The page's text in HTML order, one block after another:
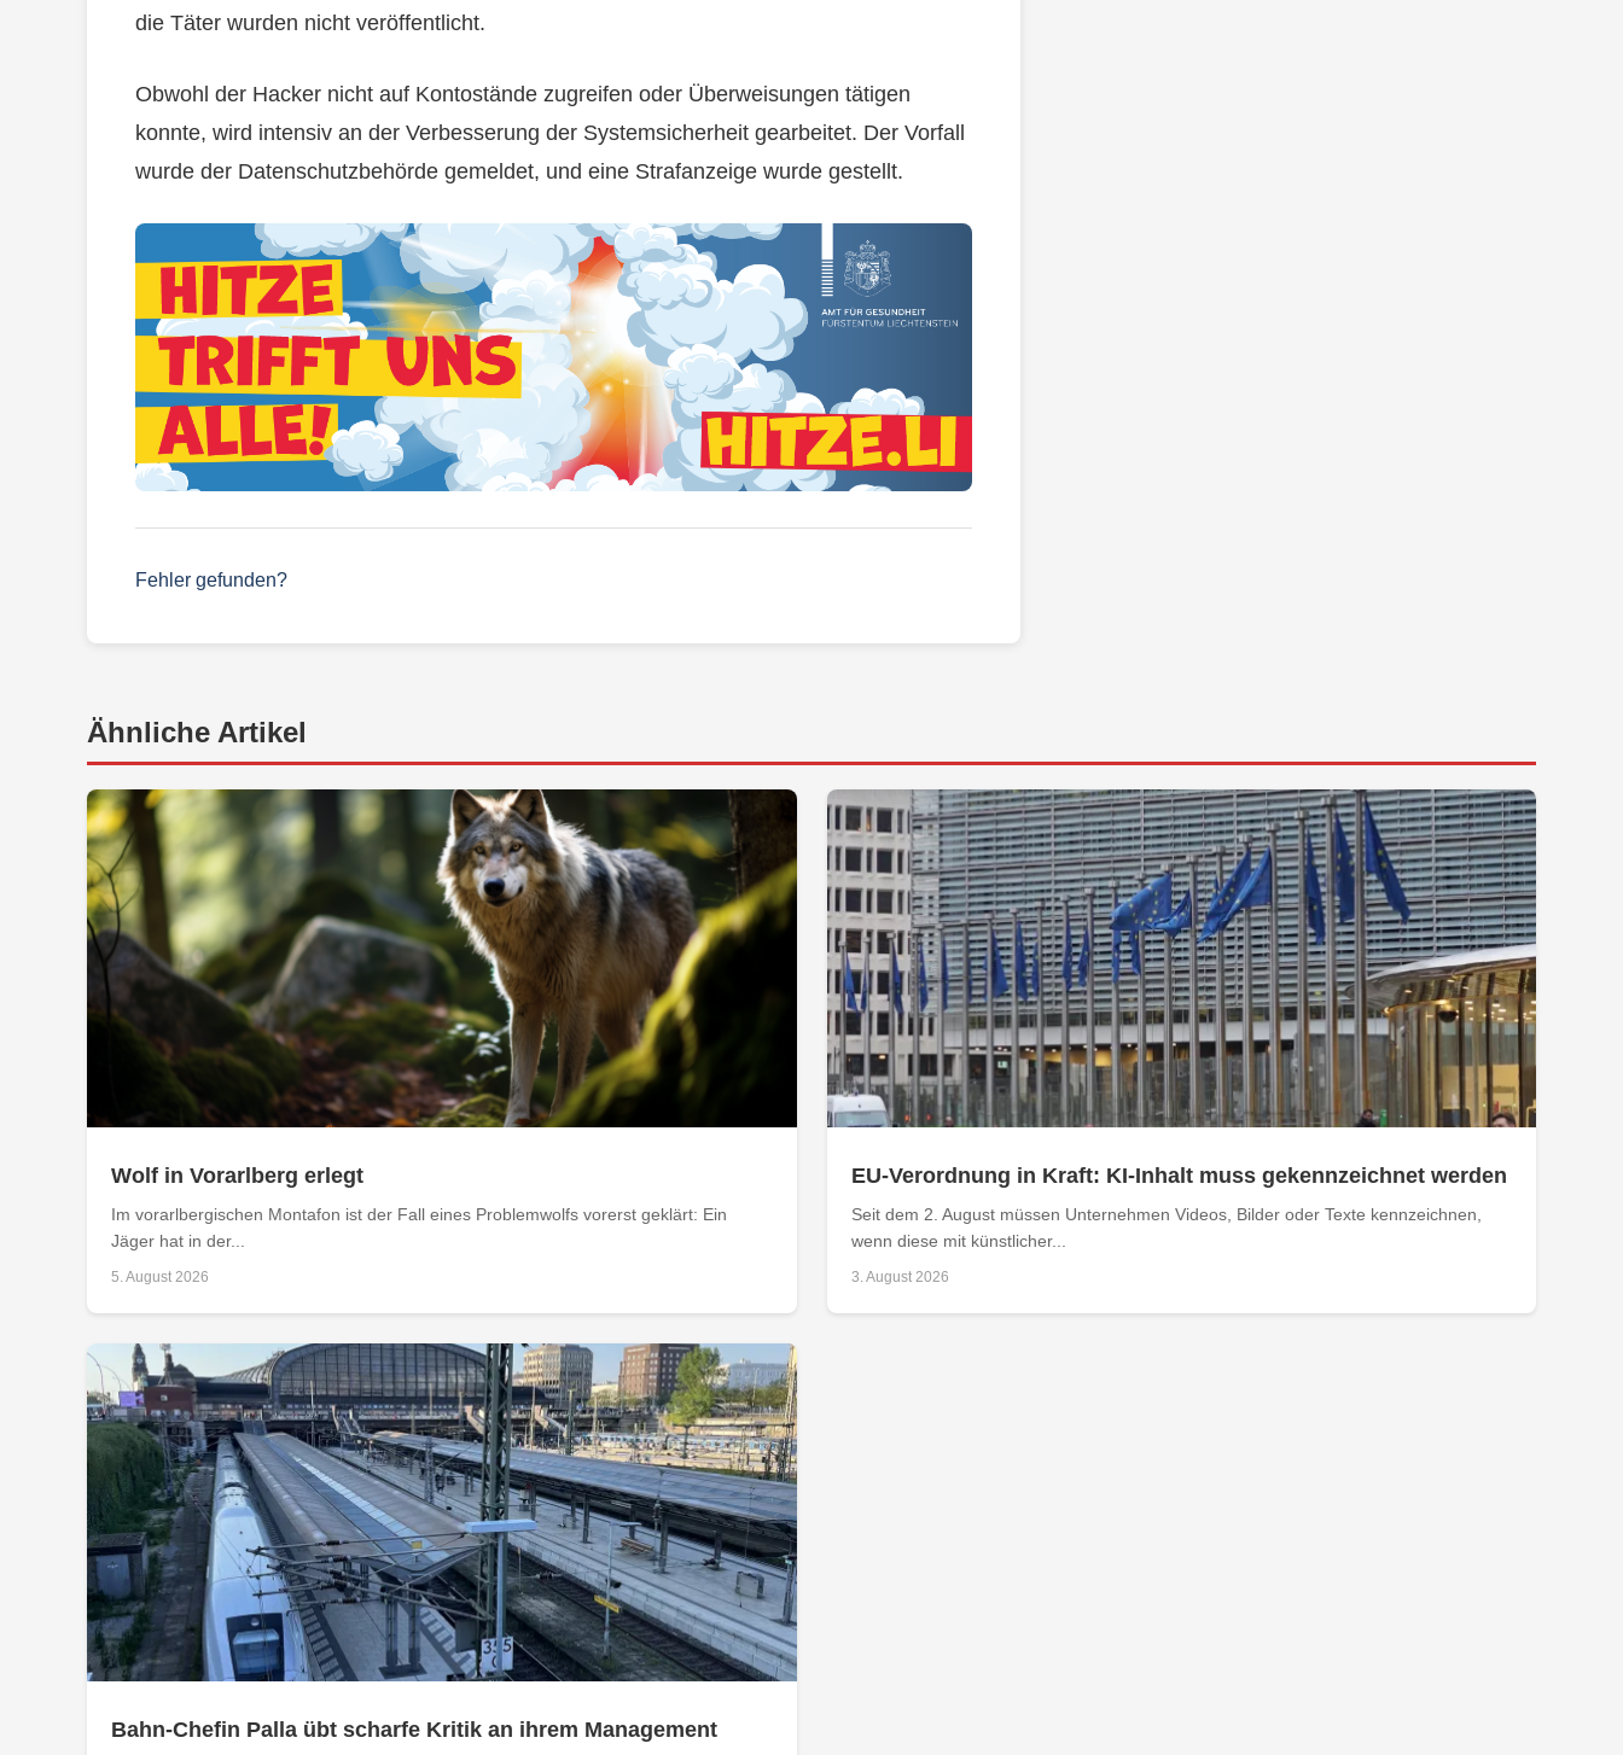
die Täter wurden nicht veröffentlicht.
Obwohl der Hacker nicht auf Kontostände zugreifen oder Überweisungen tätigen
konnte, wird intensiv an der Verbesserung der Systemsicherheit gearbeitet. Der Vorfall
wurde der Datenschutzbehörde gemeldet, und eine Strafanzeige wurde gestellt.
Fehler gefunden?
Ähnliche Artikel
Wolf in Vorarlberg erlegt
Im vorarlbergischen Montafon ist der Fall eines Problemwolfs vorerst geklärt: Ein
Jäger hat in der...
5. August 2026
EU-Verordnung in Kraft: KI-Inhalt muss gekennzeichnet werden
Seit dem 2. August müssen Unternehmen Videos, Bilder oder Texte kennzeichnen,
wenn diese mit künstlicher...
3. August 2026
Bahn-Chefin Palla übt scharfe Kritik an ihrem Management